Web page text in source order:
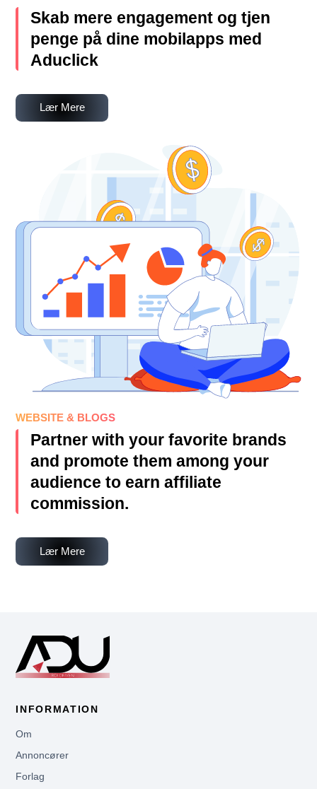
Skab mere engagement og tjen
penge på dine mobilapps med
Aduclick
Lær Mere
WEBSITE & BLOGS
Partner with your favorite brands
and promote them among your
audience to earn affiliate
commission.
Lær Mere
INFORMATION
Om
Annoncører
Forlag